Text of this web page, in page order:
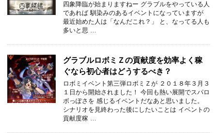
四象降臨が始まりますねー グラブルをやっている人
であれば 馴染みのあるイベントになっていますが
最近始めた人は「なんだこれ？」 と、なってる人も
多いと思 …
グラブルロボミＺの貢献度を効率よく稼
ぐなら初心者はどうするべき？
ロボミイベント第三弾ロボミＺが ２０１８年３月３
１日から開始されました！ 今回も熱い展開でスパロ
ボっぽさを 感じるイベントだなあと思いました。
シナリオを見終わった後にしたいことは イベントの
貢献度稼 …